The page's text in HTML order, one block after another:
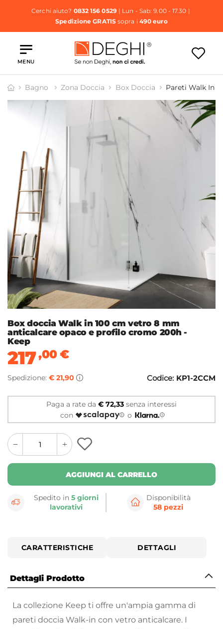
Cerchi aiuto? 0832 156 0529| Lun - Sab: 9.00 - 17.30 |
Spedizione GRATISsopra i 490 euro
MENU
Bagno Zona Doccia Box Doccia Pareti Walk In
Box doccia Walk in 100 cm vetro 8 mm
anticalcare opaco e profilo cromo 200h -
Keep
217,00€
Spedizione: € 21,90 Codice: KP1-2CCM
Paga a rate da € 72,33 senza interessi
con
o
quantity
button
quantity
minus
button
AGGIUNGI AL CARRELLO
Spedito in5 giorni
lavorativi
Disponibilità
58 pezzi
CARATTERISTICHE DETTAGLI
Dettagli Prodotto
La collezione Keep ti offre un'ampia gamma di
pareti doccia Walk-in con vetro anticalcare. I